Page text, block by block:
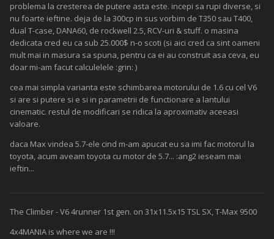
problema la cresterea de putere asta este. incepi sa rupi diverse, si
nu foarte ieftine. deja de la 300cp in sus vorbim de T350 sau T400,
dual T-case, DANA60, de rockwell 2.5, RCV-uri & stuff. o masina
dedicata cred eu ca sub 25.000$ n-o scoti (si aici cred ca sint oameni
mult mai in masura sa spuna, pentru ca ei au construit asa ceva, eu
doar mi-am facut calculelele :grin: )
cea mai simpla varianta este schimbarea motorului de 1.6 cu cel V6
si are si putere si e si in parametrii de functionare a lantului
cinematic. restul de modificari se ridica la aproximativ aceeasi
valoare.
daca Max vindea 5.7-ele cind m-am apucat eu sa imi fac motorul la
toyota, acum aveam toyota cu motor de 5.7... :ang2 ieseam mai
ieftin...
The Climber - V6 4runner 1st gen. on 31x11.5x15 TSL SX, T-Max 9500
4x4MANIA is where we are !!!